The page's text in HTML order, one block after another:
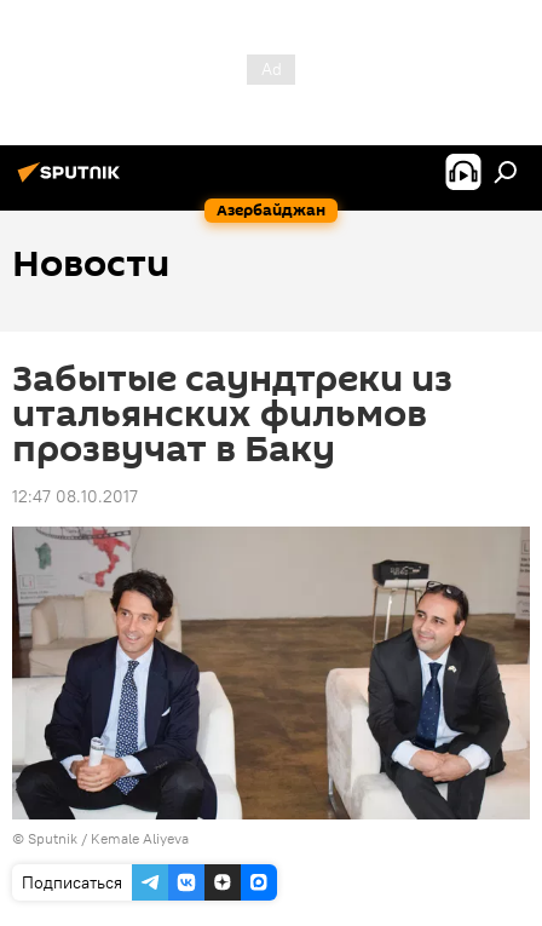
Азербайджан
Новости
Забытые саундтреки из
итальянских фильмов
прозвучат в Баку
12:47 08.10.2017
© Sputnik / Kemale Aliyeva
Подписаться